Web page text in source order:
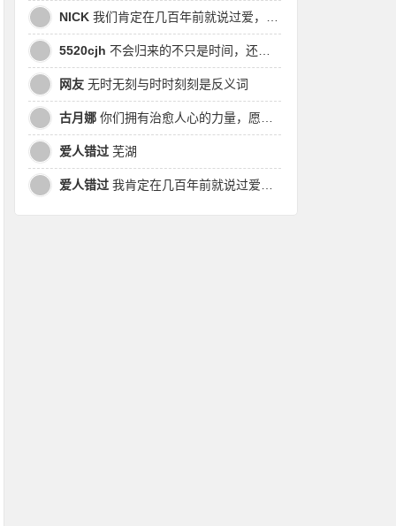
NICK 我们肯定在几百年前就说过爱，今生却错过。此生无悔，与你爱过。茕茕孑立，且看我对酒当歌，与影对酌。
5520cjh 不会归来的不只是时间，还有曾经的我
网友 无时无刻与时时刻刻是反义词
古月娜 你们拥有治愈人心的力量，愿也将丑陋的人性一起泯灭吧！
爱人错过 芜湖
爱人错过 我肯定在几百年前就说过爱你，只是你忘了，我也记不起。我肯定在几百年前就说过爱你，只是你忘了，我也记不起。 走过路过没遇过，回头转头还是错。你我不曾感受过，相撞在街口，相撞在街口。